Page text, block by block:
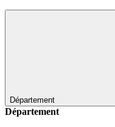
Département
Département